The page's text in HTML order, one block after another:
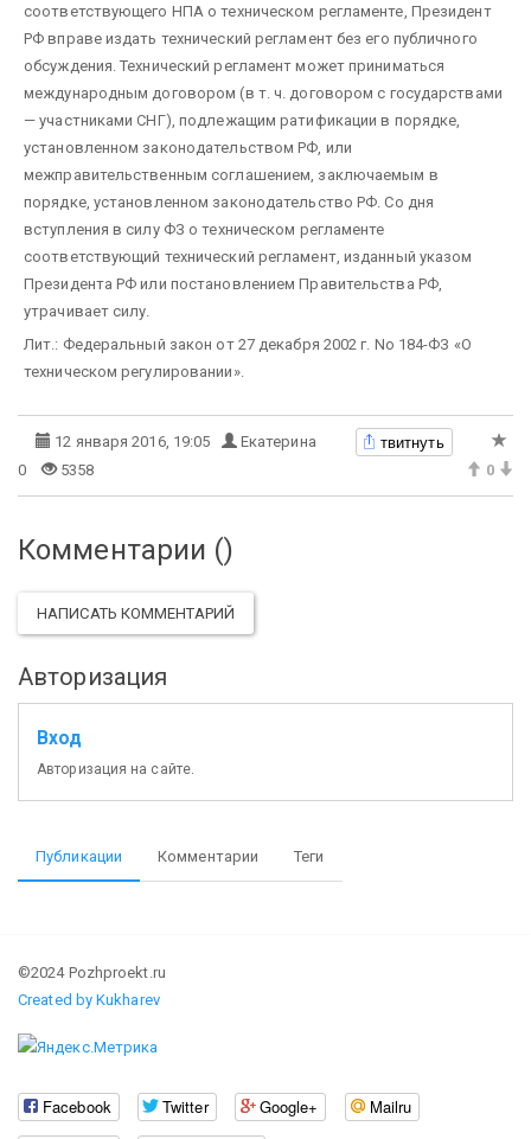
соответствующего НПА о техническом регламенте, Президент
РФ вправе издать технический регламент без его публичного
обсуждения. Технический регламент может приниматься
международным договором (в т. ч. договором с государствами
— участниками СНГ), подлежащим ратификации в порядке,
установленном законодательством РФ, или
межправительственным соглашением, заключаемым в
порядке, установленном законодательство РФ. Со дня
вступления в силу ФЗ о техническом регламенте
соответствующий технический регламент, изданный указом
Президента РФ или постановлением Правительства РФ,
утрачивает силу.
Лит.: Федеральный закон от 27 декабря 2002 г. No 184-ФЗ «О
техническом регулировании».
12 января 2016, 19:05 Екатерина твитнуть
0 5358 0
Комментарии ()
НАПИСАТЬ КОММЕНТАРИЙ
Авторизация
Вход
Авторизация на сайте.
Публикации Комментарии Теги
©2024 Pozhproekt.ru
Created by Kukharev
Facebook Twitter Google+
Mailru